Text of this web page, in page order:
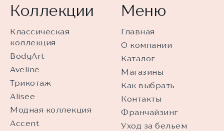
Коллекции
Классическая
коллекция
BodyArt
Aveline
Трикотаж
Alisee
Модная коллекция
Accent
Меню
Главная
О компании
Каталог
Магазины
Как выбрать
Контакты
Франчайзинг
Уход за бельем